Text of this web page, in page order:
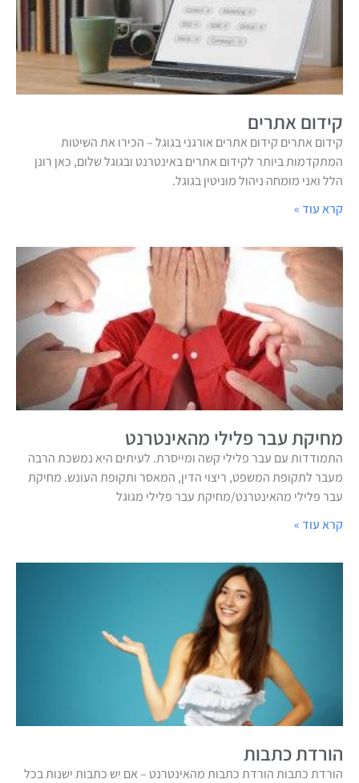
קידום אתרים
קידום אתרים קידום אתרים אורגני בגוגל – הכירו את השיטות
המתקדמות ביותר לקידום אתרים באינטרנט ובגוגל שלום, כאן רונן
הלל ואני מומחה ניהול מוניטין בגוגל.
קרא עוד »
מחיקת עבר פלילי מהאינטרנט
התמודדות עם עבר פלילי קשה ומייסרת. לעיתים היא נמשכת הרבה
מעבר לתקופת המשפט, ריצוי הדין, המאסר ותקופת העונש. מחיקת
עבר פלילי מהאינטרנט/מחיקת עבר פלילי מגוגל
קרא עוד »
הורדת כתבות
הורדת כתבות הורדת כתבות מהאינטרנט – אם יש כתבות ישנות בכל